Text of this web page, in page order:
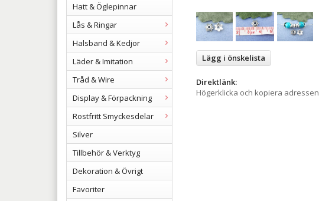
Hatt & Öglepinnar
Lås & Ringar
Halsband & Kedjor
Läder & Imitation
Tråd & Wire
Display & Förpackning
Rostfritt Smyckesdelar
Silver
Tillbehör & Verktyg
Dekoration & Övrigt
Favoriter
Lägg i önskelista
Direktlänk:
Högerklicka och kopiera adressen